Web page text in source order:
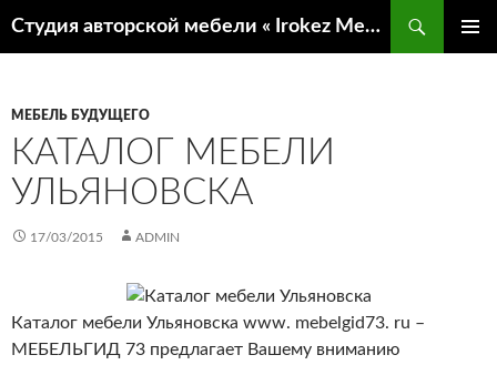
Студия авторской мебели « Irokez Мебель»
МЕБЕЛЬ БУДУЩЕГО
КАТАЛОГ МЕБЕЛИ
УЛЬЯНОВСКА
17/03/2015 ADMIN
Каталог мебели Ульяновска www. mebelgid73. ru –
МЕБЕЛЬГИД 73 предлагает Вашему вниманию